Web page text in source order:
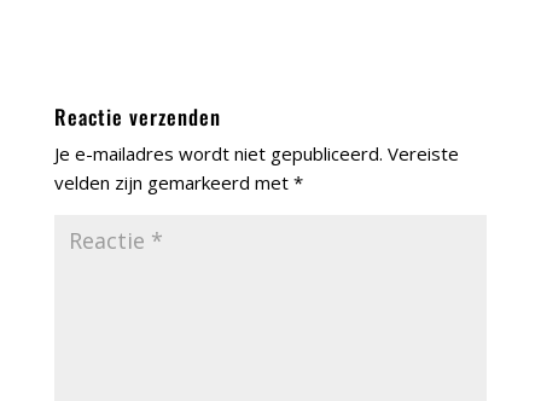
Reactie verzenden
Je e-mailadres wordt niet gepubliceerd. Vereiste
velden zijn gemarkeerd met *